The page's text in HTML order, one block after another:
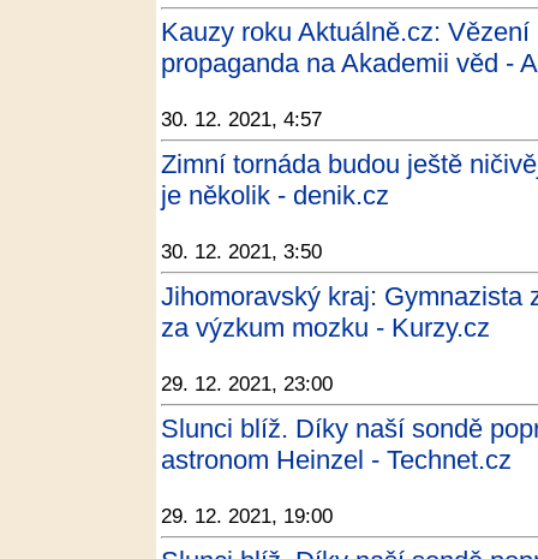
Kauzy roku Aktuálně.cz:
propaganda na Akademii věd -
30. 12. 2021, 4:57
Zimní tornáda budou ještě
je několik - denik.cz
30. 12. 2021, 3:50
Jihomoravský kraj:
za výzkum mozku - Kurzy.cz
29. 12. 2021, 23:00
Slunci blíž. Díky naší sondě
astronom Heinzel - Technet.cz
29. 12. 2021, 19:00